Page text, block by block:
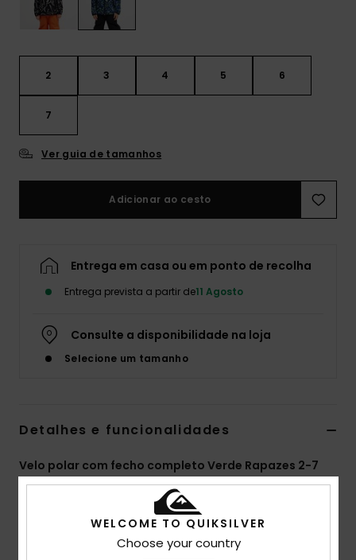
2 3 4 5 6
7
Ver guia de tamanhos
Adicionar ao cesto
Entrega em casa ou em ponto de recolha
Entrega prevista a partir de11 Agosto
Consulte a disponibilidade na loja
Selecione um tamanho
Detalhes e funcionalidades
Velo polar com fecho completo Verde Rapazes 2-7
Código de Cor
CaracterísticasWELCOME TO QUIKSILVER
Choose your country